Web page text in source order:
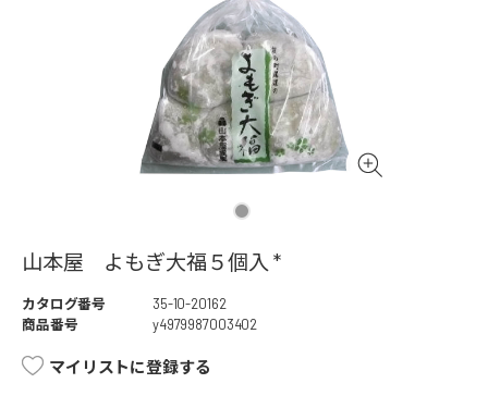
山本屋 よもぎ大福５個入 *
カタログ番号
35-10-20162
商品番号
y4979987003402
マイリストに登録する